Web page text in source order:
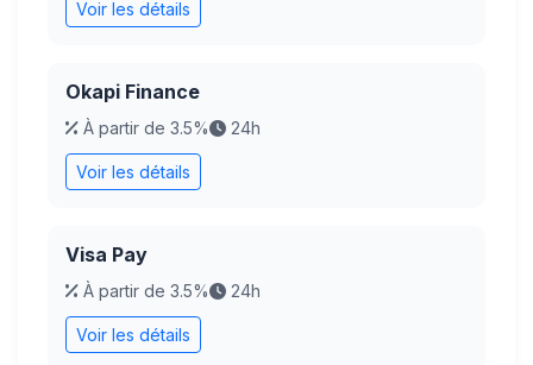
Voir les détails
Okapi Finance
À partir de 3.5% 24h
Voir les détails
Visa Pay
À partir de 3.5% 24h
Voir les détails